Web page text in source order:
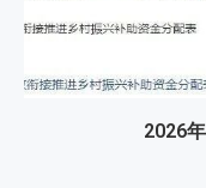
2026